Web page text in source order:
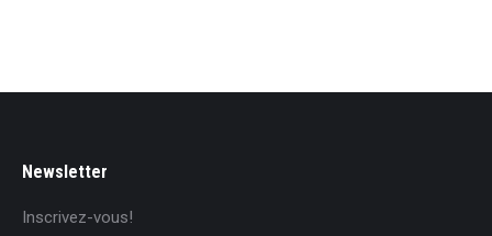
Newsletter
Inscrivez-vous!